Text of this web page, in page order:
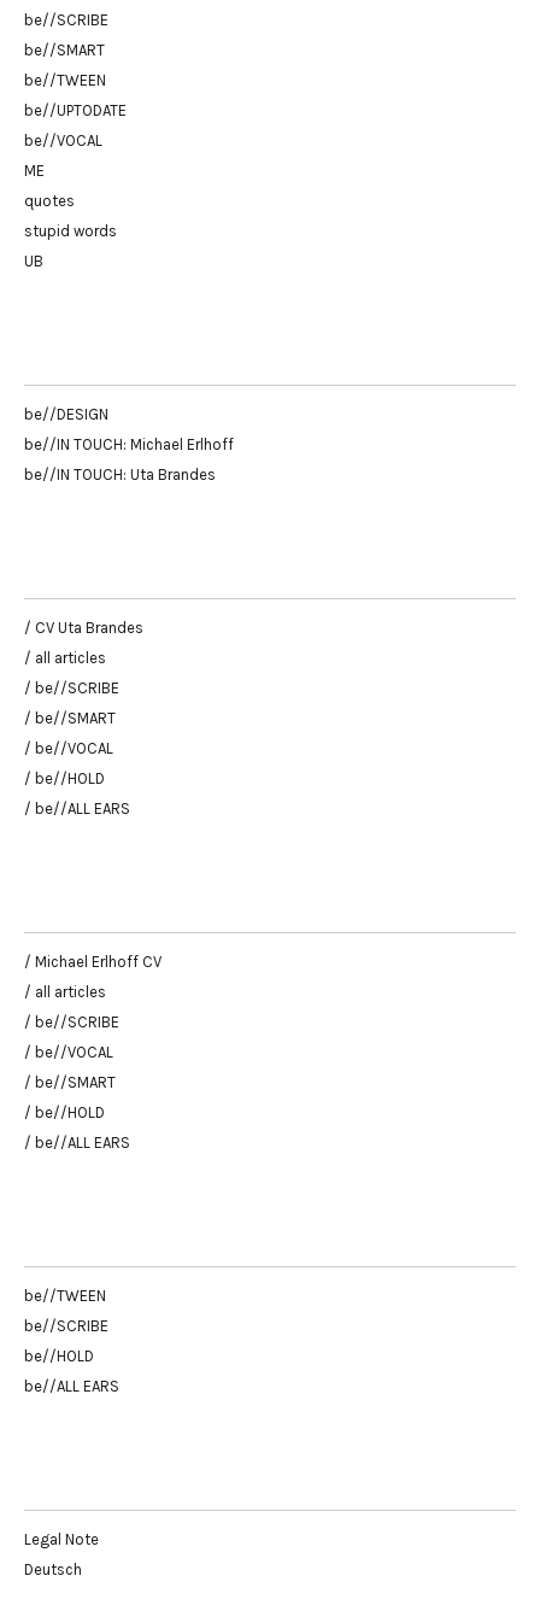
be//SCRIBE
be//SMART
be//TWEEN
be//UPTODATE
be//VOCAL
ME
quotes
stupid words
UB
be//DESIGN
be//IN TOUCH: Michael Erlhoff
be//IN TOUCH: Uta Brandes
/ CV Uta Brandes
/ all articles
/ be//SCRIBE
/ be//SMART
/ be//VOCAL
/ be//HOLD
/ be//ALL EARS
/ Michael Erlhoff CV
/ all articles
/ be//SCRIBE
/ be//VOCAL
/ be//SMART
/ be//HOLD
/ be//ALL EARS
be//TWEEN
be//SCRIBE
be//HOLD
be//ALL EARS
Legal Note
Deutsch